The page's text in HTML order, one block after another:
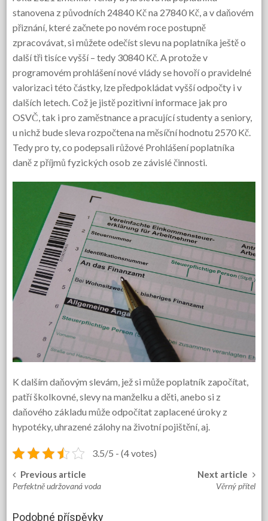
stanovena z původních 24840 Kč na 27840 Kč, a v daňovém
přiznání, které začnete po novém roce postupně
zpracovávat, si můžete odečíst slevu na poplatníka ještě o
další tři tisíce vyšší – tedy 30840 Kč. A protože v
programovém prohlášení nové vlády se hovoří o pravidelné
valorizaci této částky, lze předpokládat vyšší odpočty i v
dalších letech. Což je jistě pozitivní informace jak pro
OSVČ, tak i pro zaměstnance a pracující studenty a seniory,
u nichž bude sleva rozpočtena na měsíční hodnotu 2570 Kč.
Tedy pro ty, co podepsali růžové Prohlášení poplatníka
daně z příjmů fyzických osob ze závislé činnosti.
K dalším daňovým slevám, jež si může poplatník započítat,
patří školkovné, slevy na manželku a děti, anebo si z
daňového základu může odpočítat zaplacené úroky z
hypotéky, uhrazené zálohy na životní pojištění, aj.
3.5/5 - (4 votes)
Post
Previous article
Perfektně udržovaná voda
Next article
Věrný přítel
Podobné příspěvky